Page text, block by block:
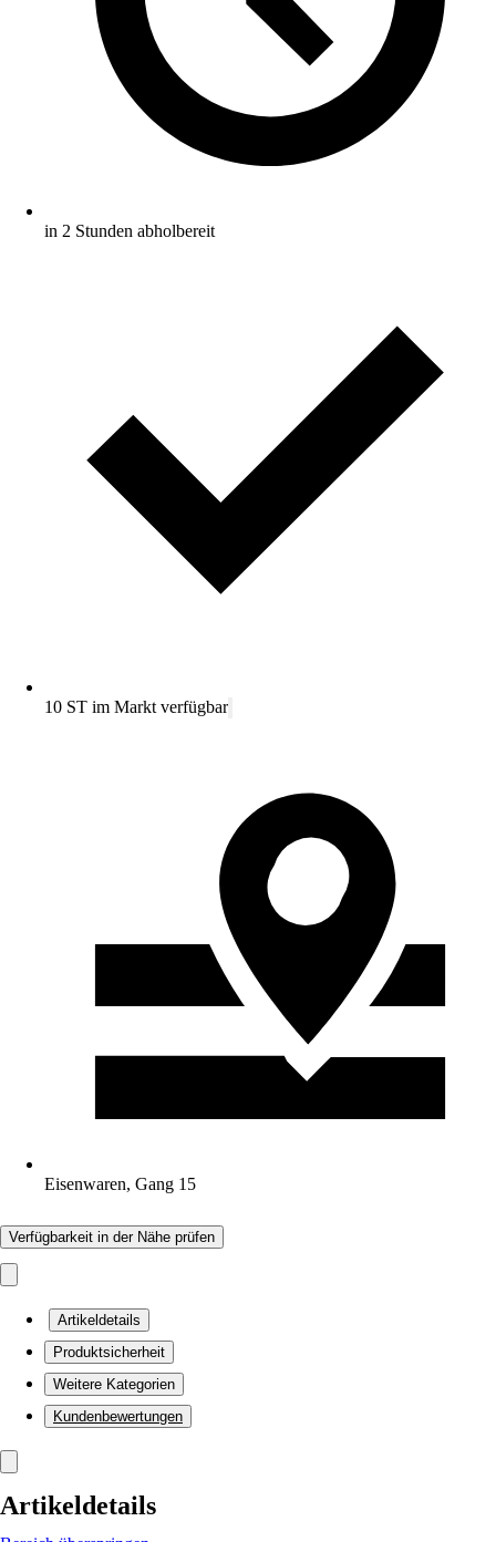
in 2 Stunden abholbereit
10 ST im Markt verfügbar
Eisenwaren, Gang 15
Verfügbarkeit in der Nähe prüfen
Artikeldetails
Produktsicherheit
Weitere Kategorien
Kundenbewertungen
Artikeldetails